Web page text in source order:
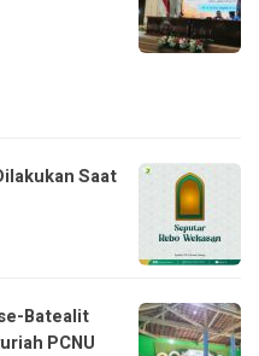
Saat
Batealit
PCNU